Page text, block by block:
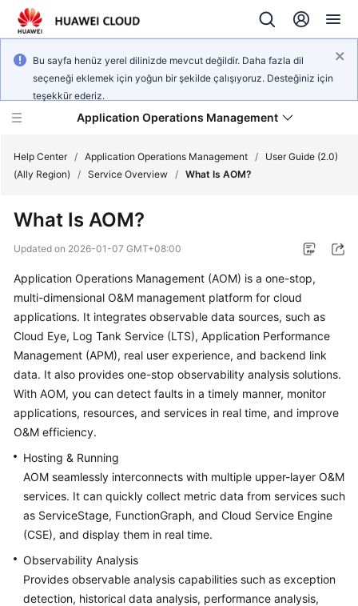
Bu sayfa henüz yerel dilinizde mevcut değildir. Daha fazla dil
seçeneği eklemek için yoğun bir şekilde çalışıyoruz. Desteğiniz için
teşekkür ederiz.
Application Operations Management
New
Overview
Billing
Getting
Started
User
Guide
Best
Practices
API
Reference
Reference
Help Center / Application Operations Management /
User Guide (2.0)
(Ally Region)
/ Service Overview / What Is AOM?
What Is AOM?
Updated on 2026-01-07 GMT+08:00
Application Operations Management (AOM) is a one-stop,
multi-dimensional O&M management platform for cloud
applications. It integrates observable data sources, such as
Cloud Eye, Log Tank Service (LTS), Application Performance
Management (APM), real user experience, and backend link
data. It also provides one-stop observability analysis solutions.
With AOM, you can detect faults in a timely manner, monitor
applications, resources, and services in real time, and improve
O&M efficiency.
Hosting & Running
AOM seamlessly interconnects with multiple upper-layer O&M
services. It can quickly collect metric data from services such
as ServiceStage, FunctionGraph, and Cloud Service Engine
(CSE), and display them in real time.
Observability Analysis
Provides observable analysis capabilities such as exception
detection, historical data analysis, performance analysis,